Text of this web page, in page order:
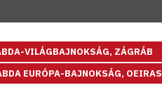
VILÁGBAJNOKSÁG, ZÁGRÁB
EURÓPA-BAJNOKSÁG, OEIRAS